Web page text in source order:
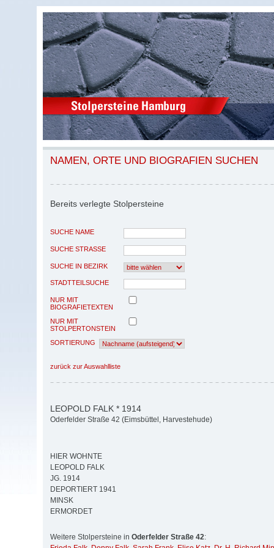
NAMEN, ORTE UND BIOGRAFIEN SUCHEN
Bereits verlegte Stolpersteine
SUCHE NAME
SUCHE STRASSE
SUCHE IN BEZIRK
STADTTEILSUCHE
NUR MIT
BIOGRAFIETEXTEN
NUR MIT
STOLPERTONSTEIN
SORTIERUNG
zurück zur Auswahlliste
LEOPOLD FALK * 1914
Oderfelder Straße 42 (Eimsbüttel, Harvestehude)
HIER WOHNTE
LEOPOLD FALK
JG. 1914
DEPORTIERT 1941
MINSK
ERMORDET
Weitere Stolpersteine in Oderfelder Straße 42: